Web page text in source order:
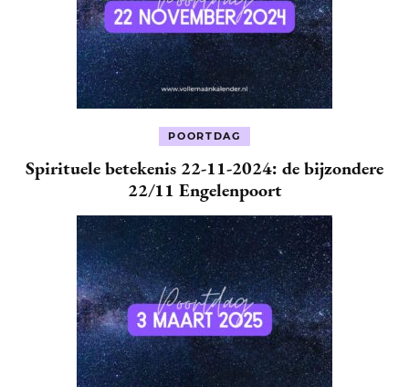
POORTDAG
Spirituele betekenis 22-11-2024: de bijzondere
22/11 Engelenpoort